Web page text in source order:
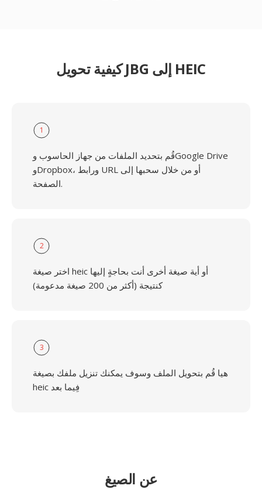
كيفية تحويل JBG إلى HEIC
1
قُم بتحديد الملفات من جهاز الحاسوب وGoogle Drive
وDropbox، ورابط URL أو من خلال سحبها إلى
الصفحة.
2
اختر صيغة heic أو أية صيغة أخرى أنت بحاجةٍ إليها
كنتيجة (أكثر من 200 صيغة مدعومة)
3
هيا قُم بتحويل الملف وسوف يمكنك تنزيل ملفك بصيغة
heic فِيما بعد
عن الصيغ